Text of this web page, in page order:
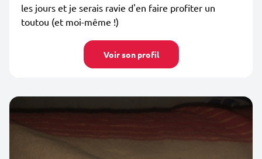
les jours et je serais ravie d'en faire profiter un
toutou (et moi-même !)
Voir son profil